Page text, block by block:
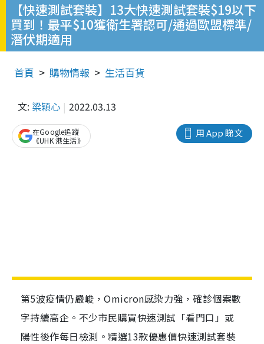
【快速測試套裝】13大快速測試套裝$19以下
買到！最平$10獲衛生署認可/通過歐盟標準/
潛伏期適用
首頁 購物情報 生活百貨
文: 梁穎心 2022.03.13
用 App 睇文
在Google追蹤
《UHK 港生活》
第5波疫情仍嚴峻，Omicron感染力強，確診個案數
字持續高企。不少市民購買快速測試「看門口」或
陽性後作每日檢測。精選13款優惠價快速測試套裝